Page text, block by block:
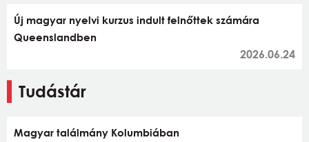
Új magyar nyelvi kurzus indult felnőttek számára
Queenslandben
2026.06.24
Tudástár
Magyar találmány Kolumbiában